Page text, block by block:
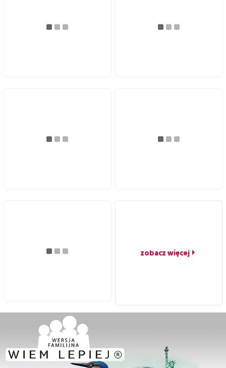
zobacz więcej